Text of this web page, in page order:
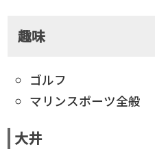
趣味
ゴルフ
マリンスポーツ全般
大井